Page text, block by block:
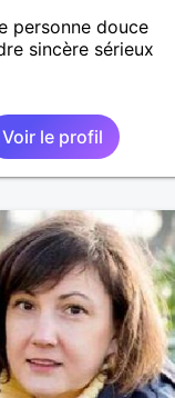
personne douce
sincère sérieux
Voir le profil